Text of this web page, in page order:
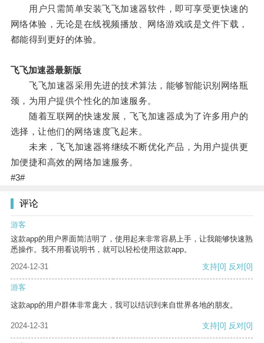
用户只需简单安装飞飞加速器软件，即可享受更快速的
网络体验，无论是在线视频播放、网络游戏或是文件下载，
都能得到更好的体验。
飞飞加速器最新版
飞飞加速器采用先进的技术算法，能够智能识别网络瓶
颈，为用户提供个性化的加速服务。
随着互联网的快速发展，飞飞加速器成为了许多用户的
选择，让他们的网络速度飞起来。
未来，飞飞加速器将继续不断优化产品，为用户提供更
加便捷和高效的网络加速服务。
#3#
评论
游客
这款app的用户界面简洁明了，使用起来非常容易上手，让我能够快速熟
悉操作。我不用看说明书，就可以轻松使用这款app。
2024-12-31
支持[0] 反对[0]
游客
这款app的用户群体非常庞大，我可以结识到来自世界各地的朋友。
2024-12-31 支持[0] 反对[0]